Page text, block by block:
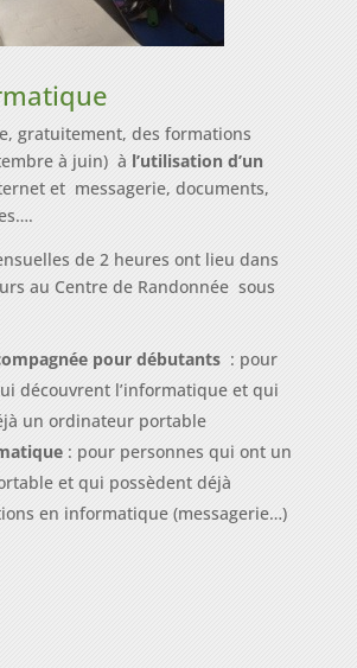
gratuitement, des formations
à juin) à l’utilisation d’un
et messagerie, documents,
de 2 heures ont lieu dans
au Centre de Randonnée sous
pour débutants: pour
découvrent l’informatique et qui
un ordinateur portable
: pour personnes qui ont un
et qui possèdent déjà
en informatique (messagerie…)